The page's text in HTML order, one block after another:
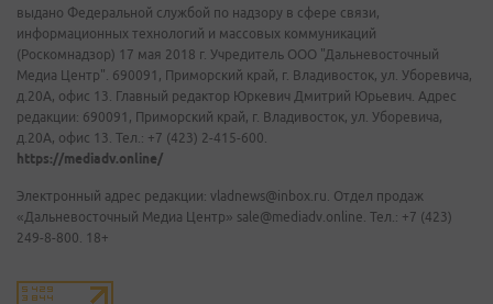
выдано Федеральной службой по надзору в сфере связи,
информационных технологий и массовых коммуникаций
(Роскомнадзор) 17 мая 2018 г. Учредитель ООО "Дальневосточный
Медиа Центр". 690091, Приморский край, г. Владивосток, ул. Уборевича,
д.20А, офис 13. Главный редактор Юркевич Дмитрий Юрьевич. Адрес
редакции: 690091, Приморский край, г. Владивосток, ул. Уборевича,
д.20А, офис 13. Тел.: +7 (423) 2-415-600.
https://mediadv.online/
Электронный адрес редакции: vladnews@inbox.ru. Отдел продаж
«Дальневосточный Медиа Центр» sale@mediadv.online. Тел.: +7 (423)
249-8-800. 18+